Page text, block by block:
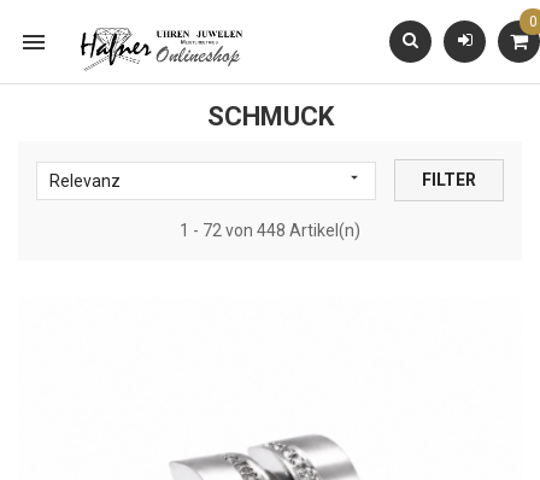

0
SCHMUCK
Relevanz  FILTER
1 - 72 von 448 Artikel(n)